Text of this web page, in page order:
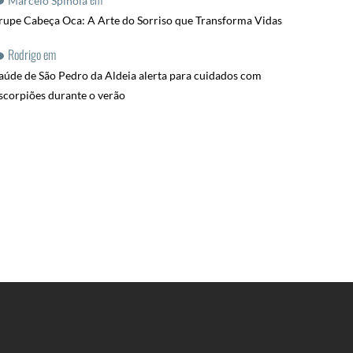
Cabeça Oca: A Arte do Sorriso que Transforma Vidas
Rodrigoem
de São Pedro da Aldeia alerta para cuidados com
durante o verão